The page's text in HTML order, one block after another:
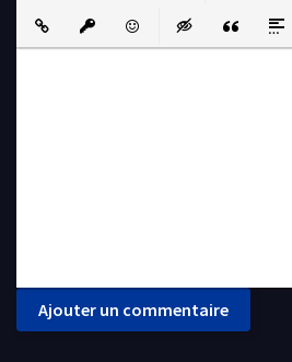
Insert LinkInsert protected link
EmoticonsInsert hidden text
Insert
Ajouter un commentaire